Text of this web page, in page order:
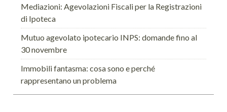
Mediazioni: Agevolazioni Fiscali per la Registrazioni
di Ipoteca
Mutuo agevolato ipotecario INPS: domande fino al
30 novembre
Immobili fantasma: cosa sono e perché
rappresentano un problema